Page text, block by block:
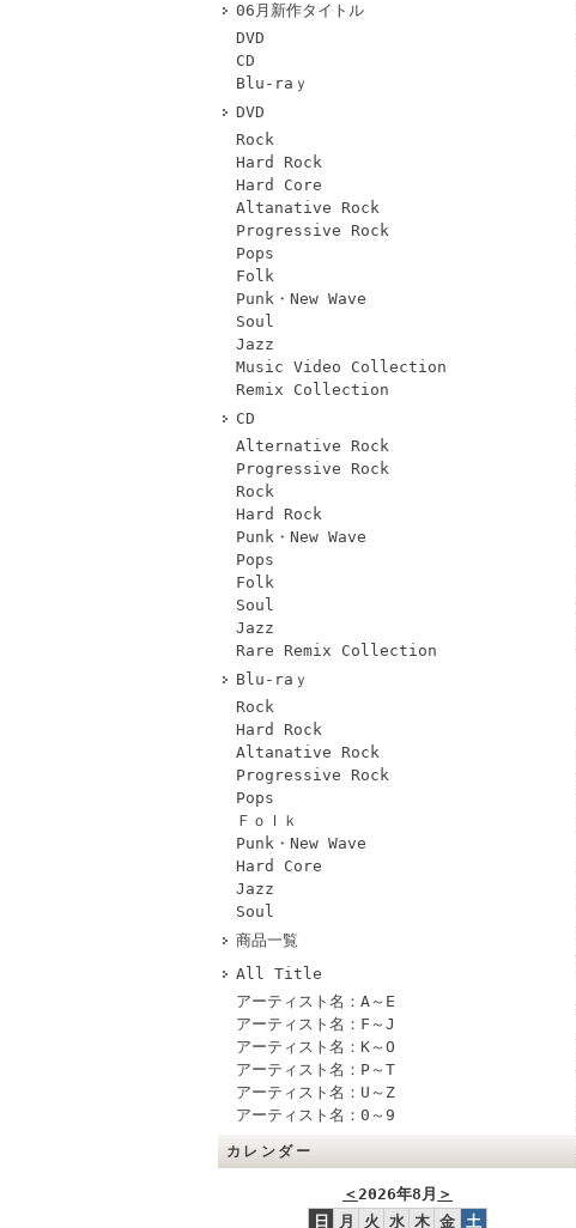
06月新作タイトル
DVD
CD
Blu-raｙ
DVD
Rock
Hard Rock
Hard Core
Altanative Rock
Progressive Rock
Pops
Folk
Punk・New Wave
Soul
Jazz
Music Video Collection
Remix Collection
CD
Alternative Rock
Progressive Rock
Rock
Hard Rock
Punk・New Wave
Pops
Folk
Soul
Jazz
Rare Remix Collection
Blu-raｙ
Rock
Hard Rock
Altanative Rock
Progressive Rock
Pops
Ｆｏｌｋ
Punk・New Wave
Hard Core
Jazz
Soul
商品一覧
All Title
アーティスト名：A～E
アーティスト名：F～J
アーティスト名：K～O
アーティスト名：P～T
アーティスト名：U～Z
アーティスト名：0～9
カレンダー
＜2026年8月 ＞
日
月 火 水 木 金 土